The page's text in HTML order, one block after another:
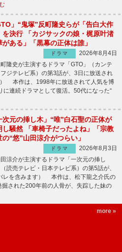
」“鬼塚”反町隆史らが「告白大作
を決行 「カジサックの娘・梶原叶渚
がある」「黒幕の正体は誰」
ドラマ
2026年8月4日
隆史が主演するドラマ「GTO」（カンテ
ジテレビ系）の第3話が、3日に放送され
本作は、1998年に放送されて人気を博
に連続ドラマとして復活。50代になった“
次元の挿し木」“唯”白石聖の正体が
し騒然 「車椅子だったよね」「宗教
の“悠”山田涼介がつらい」
ドラマ
2026年8月3日
涼介が主演するドラマ「一次元の挿し
読売テレビ・日本テレビ系）の第5話が、
レを含みます） 本作は、松下龍之介氏の
された200年前の人骨が、失踪した妹の
more »